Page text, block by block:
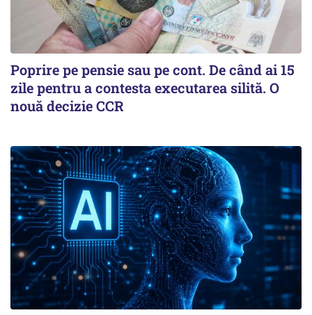
Poprire pe pensie sau pe cont. De când ai 15
zile pentru a contesta executarea silită. O
nouă decizie CCR